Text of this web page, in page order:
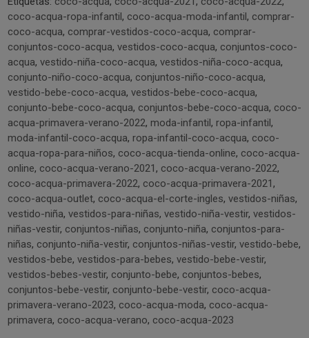
coco-acqua-ropa-infantil , coco-acqua-moda-infantil , comprar-
coco-acqua, comprar-vestidos-coco-acqua, comprar-
conjuntos-coco-acqua, vestidos-coco-acqua, conjuntos-coco-
acqua, vestido-niña-coco-acqua, vestidos-niña-coco-acqua,
conjunto-niño-coco-acqua, conjuntos-niño-coco-acqua,
vestido-bebe-coco-acqua, vestidos-bebe-coco-acqua,
conjunto-bebe-coco-acqua, conjuntos-bebe-coco-acqua, coco-
acqua-primavera-verano-2022, moda-infantil , ropa-infantil ,
moda-infantil-coco-acqua, ropa-infantil-coco-acqua, coco-
acqua-ropa-para-niños, coco-acqua-tienda-online, coco-acqua-
online, coco-acqua-verano-2021 , coco-acqua-verano-2022,
coco-acqua-primavera-2022, coco-acqua-primavera-2021 ,
coco-acqua-outlet, coco-acqua-el-corte-ingles, vestidos-niñas,
vestido-niña, vestidos-para-niñas, vestido-niña-vestir, vestidos-
niñas-vestir, conjuntos-niñas, conjunto-niña, conjuntos-para-
niñas, conjunto-niña-vestir, conjuntos-niñas-vestir, vestido-bebe,
vestidos-bebe, vestidos-para-bebes, vestido-bebe-vestir,
vestidos-bebes-vestir, conjunto-bebe, conjuntos-bebes,
conjuntos-bebe-vestir, conjunto-bebe-vestir, coco-acqua-
primavera-verano-2023, coco-acqua-moda, coco-acqua-
primavera, coco-acqua-verano, coco-acqua-2023